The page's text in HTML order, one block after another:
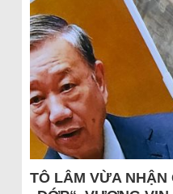
TÔ LÂM VỪA NHẬN